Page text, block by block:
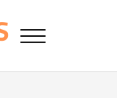
de viaje en
Menu